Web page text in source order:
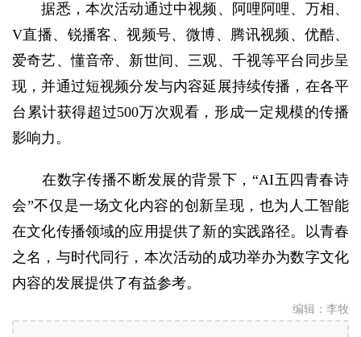
据悉，本次活动通过中视频、阿哩阿哩、万相、
V直播、锐播客、视频号、微博、腾讯视频、优酷、
爱奇艺、懂音帝、新世间、三观、千视等平台同步呈
现，并通过短视频分发与内容延展持续传播，在各平
台累计获得超过500万次观看，形成一定规模的传播
影响力。
在数字传播不断发展的背景下，“AI五四青春诗
会”不仅是一场文化内容的创新呈现，也为人工智能
在文化传播领域的应用提供了新的实践路径。以青春
之名，与时代同行，本次活动的成功举办为数字文化
内容的发展提供了有益参考。
编辑： 李牧